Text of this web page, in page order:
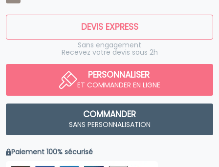
DEVIS EXPRESS
Sans engagement
Recevez votre devis sous 2h
PERSONNALISER
ET COMMANDER EN LIGNE
COMMANDER
SANS PERSONNALISATION
Paiement 100% sécurisé